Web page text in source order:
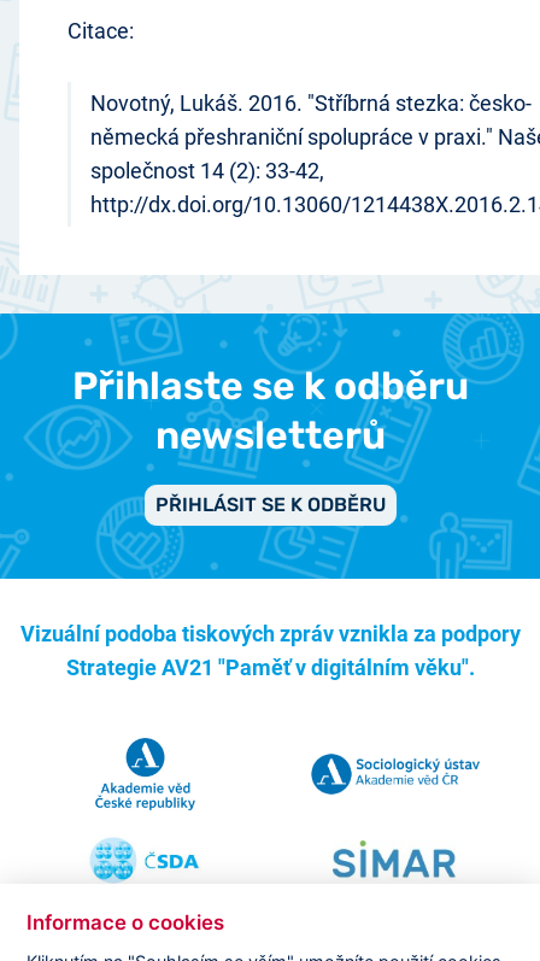
Citace:
Novotný, Lukáš. 2016. "Stříbrná stezka: česko-
německá přeshraniční spolupráce v praxi."
společnost 14 (2): 33-42,
http://dx.doi.org/10.13060/
Přihlaste se k odběru
newsletterů
PŘIHLÁSIT SE K ODBĚRU
Vizuální podoba tiskových zpráv vznikla za podpory
Strategie AV21 "Paměť v digitálním věku".
Informace o cookies